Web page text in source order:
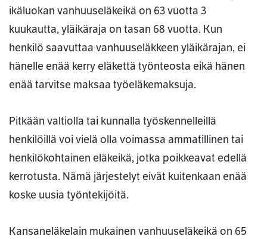
ikäluokan vanhuuseläkeikä on 63 vuotta 3
kuukautta, yläikäraja on tasan 68 vuotta. Kun
henkilö saavuttaa vanhuuseläkkeen yläikärajan, ei
hänelle enää kerry eläkettä työnteosta eikä hänen
enää tarvitse maksaa työeläkemaksuja.
Pitkään valtiolla tai kunnalla työskennelleillä
henkilöillä voi vielä olla voimassa ammatillinen tai
henkilökohtainen eläkeikä, jotka poikkeavat edellä
kerrotusta. Nämä järjestelyt eivät kuitenkaan enää
koske uusia työntekijöitä.
Kansaneläkelain mukainen vanhuuseläkeikä on 65